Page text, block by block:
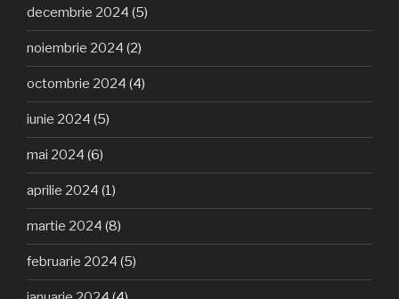
decembrie 2024 (5)
noiembrie 2024 (2)
octombrie 2024 (4)
iunie 2024 (5)
mai 2024 (6)
aprilie 2024 (1)
martie 2024 (8)
februarie 2024 (5)